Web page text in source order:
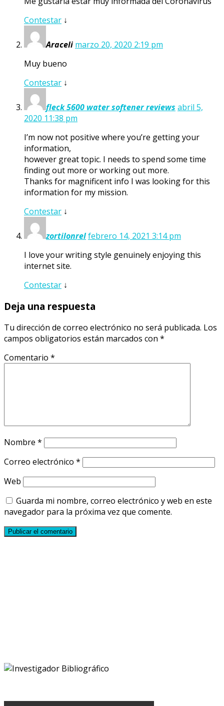
Contestar ↓
Araceli marzo 20, 2020 2:19 pm
Muy bueno
Contestar ↓
fleck 5600 water softener reviews abril 5,
2020 11:38 pm
I’m now not positive where you’re getting your
information,
however great topic. I needs to spend some time
finding out more or working out more.
Thanks for magnificent info I was looking for this
information for my mission.
Contestar ↓
zortilonrelfebrero 14, 2021 3:14 pm
I love your writing style genuinely enjoying this
internet site.
Contestar ↓
Deja una respuesta
Tu dirección de correo electrónico no será publicada. Los
campos obligatorios están marcados con *
Comentario *
Nombre *
Correo electrónico *
Web
Guarda mi nombre, correo electrónico y web en este
navegador para la próxima vez que comente.